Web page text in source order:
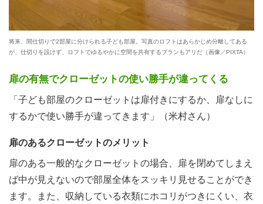
将来、間仕切りで2部屋に分けられる子ども部屋。写真のロフトはあらかじめ分離してある
が、仕切りを設けず、ロフトでゆるやかに空間を共有するプランもアリだ（画像／PIXTA）
扉の有無でクローゼットの使い勝手が違ってくる
「子ども部屋のクローゼットは扉付きにするか、扉なしに
するかで使い勝手が違ってきます」（米村さん）
扉のあるクローゼットのメリット
扉のある一般的なクローゼットの場合、扉を閉めてしまえ
ば中が見えないので部屋全体をスッキリ見せることができ
ます。また、収納している衣類にホコリがつきにくい、衣